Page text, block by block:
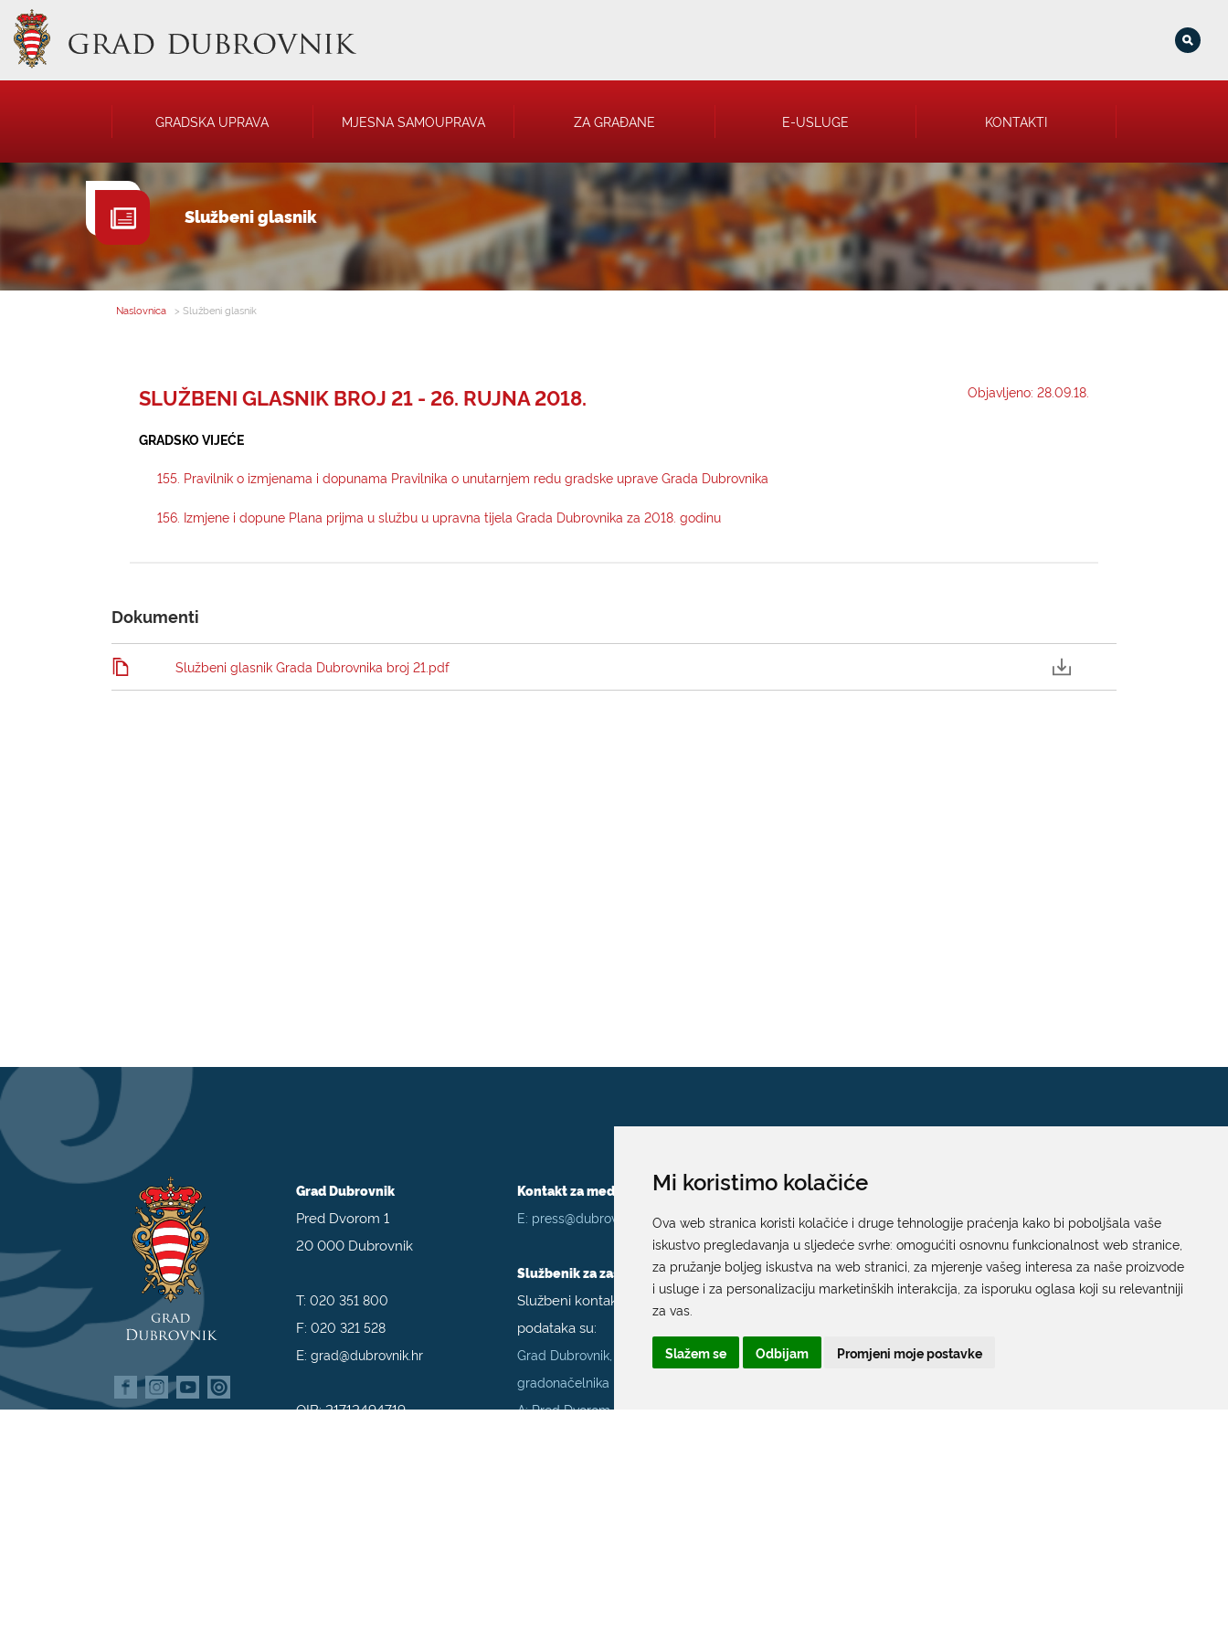
Mi koristimo kolačiće
Ova web stranica koristi kolačiće i druge tehnologije praćenja kako bi poboljšala vaše
iskustvo pregledavanja u sljedeće svrhe: omogućiti osnovnu funkcionalnost web stranice
za pružanje boljeg iskustva na web stranici za mjerenje vašeg interesa za naše proizvode
i usluge i za personalizaciju marketinških interakcija za isporuku oglasa koji su relevantniji
za vas
Slažem se Odbijam Promjeni moje postavke
GRADSKA UPRAVA
GRADONAČELNIK
GRADSKO VIJEĆE
UPRAVNA TIJELA
SAVJET MLADIH
NATJEČAJI
JAVNA OBJAVA RJEŠENJA
USTANOVE
KOMUNALNA I TRGOVAČKA
MJESNA SAMOUPRAVA ZA GRAĐANE E-USLUGE KONTAKTI
Službeni glasnik
Naslovnica > Službeni glasnik
Objavljeno: 28.09.18.
SLUŽBENI GLASNIK BROJ 21 - 26. RUJNA 2018.
GRADSKO VIJEĆE
155. Pravilnik o izmjenama i dopunama Pravilnika o unutarnjem redu gradske uprave Grada Dubrovnika
156. Izmjene i dopune Plana prijma u službu u upravna tijela Grada Dubrovnika za 2018. godinu
Dokumenti
Službeni glasnik Grada Dubrovnika broj 21.pdf
Grad Dubrovnik
Pred Dvorom 1
20 000 Dubrovnik
T:020 351 800
F:020 321 528
E:grad@dubrovnik.hr
OIB: 21712494719
Kontakt za medije / Press contact
E: press@dubrovnik.hr
Službenik za zaštitu podataka
Službeni kontakt podaci službenika za zaštitu
podataka su:
Grad Dubrovnik, Upravni odjel za poslove
gradonačelnika
A: Pred Dvorom 1; E:
Pisarnica
Ured 205; rad sa strankama za sva upravna tijela
Grada Dubrovnika
Gundulićeva poljana 10, 20000 Dubrovnik
Radno vrijeme sa strankama:
T:+385 20 351 879